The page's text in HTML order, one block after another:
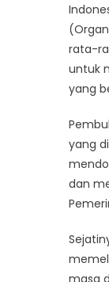
rata-
untuk
yang
yang
dan
masa